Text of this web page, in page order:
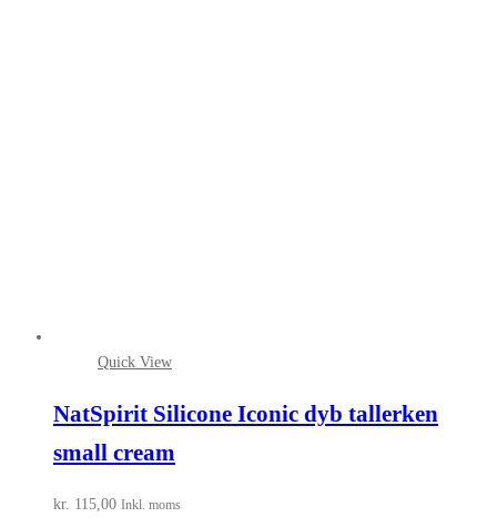
Quick View
NatSpirit Silicone Iconic dyb tallerken
small cream
kr. 115,00 Inkl. moms